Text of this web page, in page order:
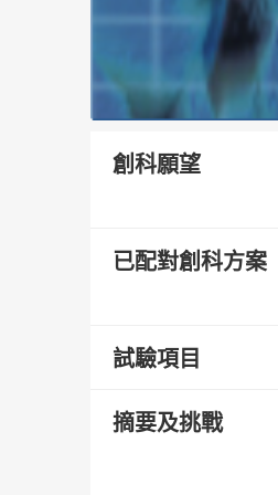
創科願望
已配對創科方案
試驗項目
摘要及挑戰